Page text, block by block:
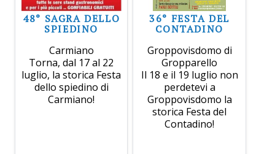
48° SAGRA DELLO
SPIEDINO
Carmiano
Torna, dal 17 al 22
luglio, la storica Festa
dello spiedino di
Carmiano!
36° FESTA DEL
CONTADINO
Groppovisdomo di
Gropparello
Il 18 e il 19 luglio non
perdetevi a
Groppovisdomo la
storica Festa del
Contadino!